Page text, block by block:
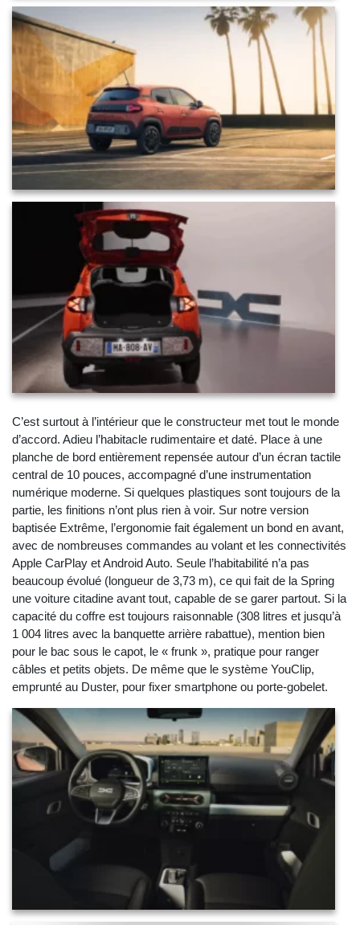
C’est surtout à l’intérieur que le constructeur met tout le monde
d’accord. Adieu l’habitacle rudimentaire et daté. Place à une
planche de bord entièrement repensée autour d’un écran tactile
central de 10 pouces, accompagné d’une instrumentation
numérique moderne. Si quelques plastiques sont toujours de la
partie, les finitions n’ont plus rien à voir. Sur notre version
baptisée Extrême, l’ergonomie fait également un bond en avant,
avec de nombreuses commandes au volant et les connectivités
Apple CarPlay et Android Auto. Seule l’habitabilité n’a pas
beaucoup évolué (longueur de 3,73 m), ce qui fait de la Spring
une voiture citadine avant tout, capable de se garer partout. Si la
capacité du coffre est toujours raisonnable (308 litres et jusqu’à
1 004 litres avec la banquette arrière rabattue), mention bien
pour le bac sous le capot, le « frunk », pratique pour ranger
câbles et petits objets. De même que le système YouClip,
emprunté au Duster, pour fixer smartphone ou porte-gobelet.